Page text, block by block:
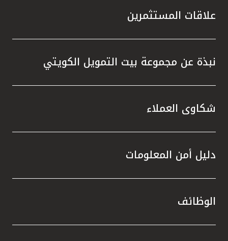
علاقات المستثمرين
نبذة عن مجموعة بيت التمويل الكويتي
شكاوى العملاء
دليل أمن المعلومات
الوظائف